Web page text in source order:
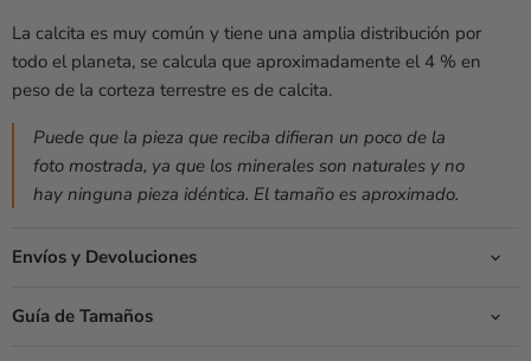
La calcita es muy común y tiene una amplia distribución por
todo el planeta, se calcula que aproximadamente el 4 % en
peso de la corteza terrestre es de calcita.
Puede que la pieza que reciba difieran un poco de la
foto mostrada, ya que los minerales son naturales y no
hay ninguna pieza idéntica. El tamaño es aproximado.
Envíos y Devoluciones
Guía de Tamaños